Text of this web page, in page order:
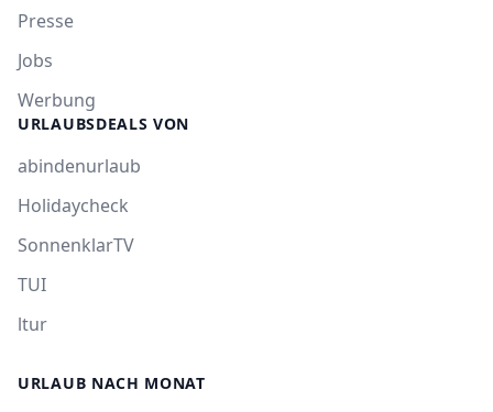
Presse
Jobs
Werbung
URLAUBSDEALS VON
abindenurlaub
Holidaycheck
SonnenklarTV
TUI
ltur
URLAUB NACH MONAT